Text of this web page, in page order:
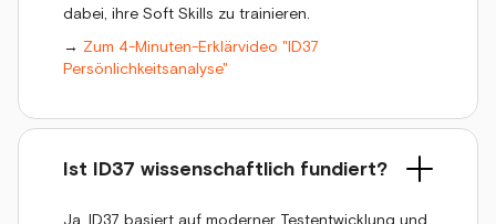
dabei, ihre Soft Skills zu trainieren.
→ Zum 4-Minuten-Erklärvideo "ID37
Persönlichkeitsanalyse"
Ist ID37 wissenschaftlich fundiert?
Ja, ID37 basiert auf moderner Testentwicklung und